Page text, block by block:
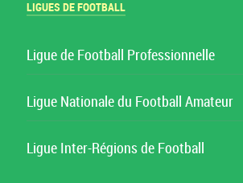
LIGUES DE FOOTBALL
Ligue de Football Professionnelle
Ligue Nationale du Football Amateur
Ligue Inter-Régions de Football